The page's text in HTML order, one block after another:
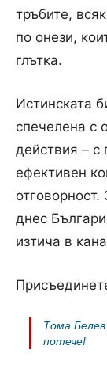
тръбите,
по онези,
глътка.
Истинската
спечелена с
действия – с
ефективен
днес
изтича в
Тома
потече!